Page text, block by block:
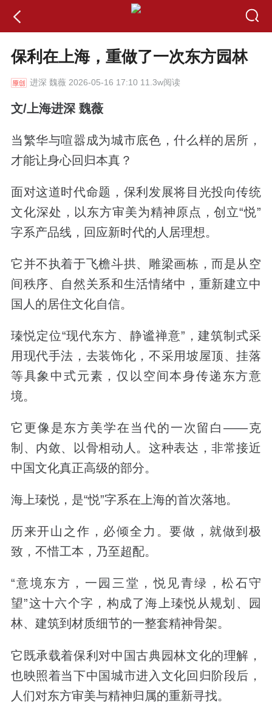
保利在上海，重做了一次东方园林
进深 魏薇 2026-05-16 17:10 11.3w阅读
文/上海进深 魏薇
当繁华与喧嚣成为城市底色，什么样的居所，
才能让身心回归本真？
面对这道时代命题，保利发展将目光投向传统
文化深处，以东方审美为精神原点，创立“悦”
字系产品线，回应新时代的人居理想。
它并不执着于飞檐斗拱、雕梁画栋，而是从空
间秩序、自然关系和生活情绪中，重新建立中
国人的居住文化自信。
瑧悦定位“现代东方、静谧禅意” ，建筑制式采
用现代手法，去装饰化，不采用坡屋顶、挂落
等具象中式元素，仅以空间本身传递东方意
境。
它更像是东方美学在当代的一次留白——克
制、内敛、以骨相动人。 这种表达，非常接近
中国文化真正高级的部分。
海上瑧悦，是“悦”字系在上海的首次落地。
历来开山之作，必倾全力。要做，就做到极
致，不惜工本，乃至超配。
“意境东方，一园三堂，悦见青绿，松石守
望”这十六个字，构成了海上瑧悦从规划、园
林、建筑到材质细节的一整套精神骨架。
它既承载着保利对中国古典园林文化的理解，
也映照着当下中国城市进入文化回归阶段后，
人们对东方审美与精神归属的重新寻找。